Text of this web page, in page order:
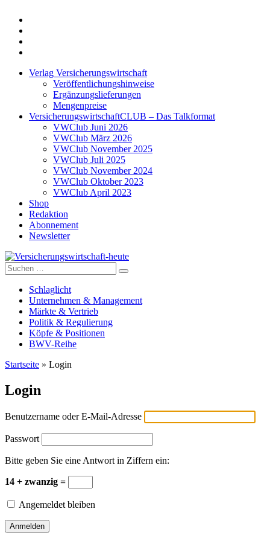
Verlag Versicherungswirtschaft
Veröffentlichungshinweise
Ergänzungslieferungen
Mengenpreise
VersicherungswirtschaftCLUB – Das Talkformat
VWClub Juni 2026
VWClub März 2026
VWClub November 2025
VWClub Juli 2025
VWClub November 2024
VWClub Oktober 2023
VWClub April 2023
Shop
Redaktion
Abonnement
Newsletter
Versicherungswirtschaft-heute
Suche
nach:
Schlaglicht
Unternehmen & Management
Märkte & Vertrieb
Politik & Regulierung
Köpfe & Positionen
BWV-Reihe
Startseite » Login
Login
Benutzername oder E-Mail-Adresse
Passwort
Bitte geben Sie eine Antwort in Ziffern ein:
14 + zwanzig =
Angemeldet bleiben